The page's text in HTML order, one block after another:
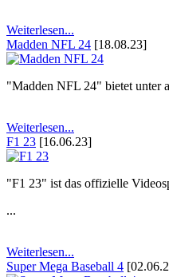
Weiterlesen...
Madden NFL 24 [18.08.23]
"Madden NFL 24" bietet unter
Weiterlesen...
F1 23 [16.06.23]
"F1 23" ist das offizielle
...
Weiterlesen...
Super Mega Baseball 4